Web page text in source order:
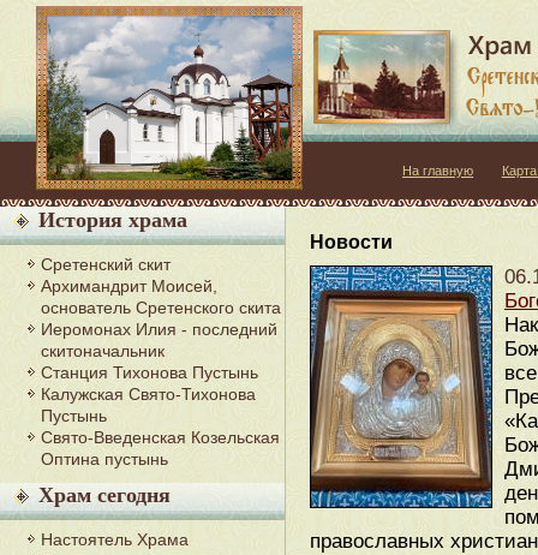
На главную
История храма
Сретенский скит
Архимандрит Моисей,
основатель Сретенского скита
Иеромонах Илия - последний
скитоначальник
Станция Тихонова Пустынь
Калужская Свято-Тихонова
Пустынь
Свято-Введенская Козельская
Оптина пустынь
Храм сегодня
Настоятель Храма
Новости
православных